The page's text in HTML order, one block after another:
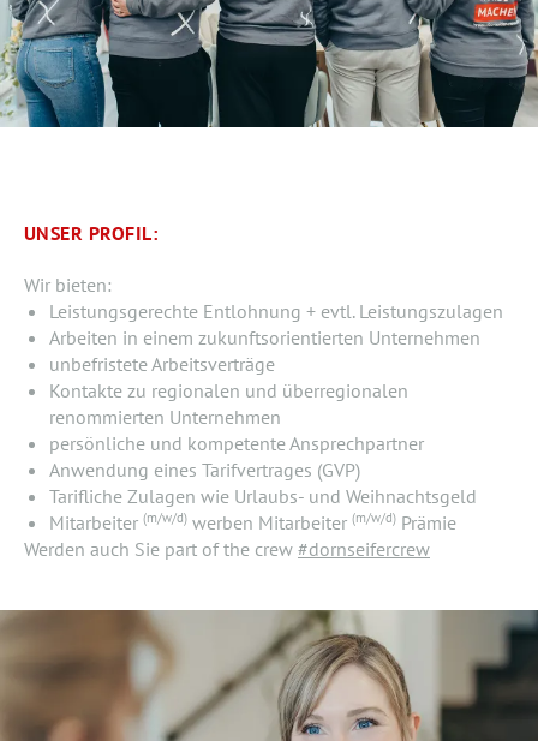
UNSER PROFIL:
Wir bieten:
Leistungsgerechte Entlohnung + evtl. Leistungszulagen
Arbeiten in einem zukunftsorientierten Unternehmen
unbefristete Arbeitsverträge
Kontakte zu regionalen und überregionalen
renommierten Unternehmen
persönliche und kompetente Ansprechpartner
Anwendung eines Tarifvertrages (GVP)
Tarifliche Zulagen wie Urlaubs- und Weihnachtsgeld
Mitarbeiter (m/w/d)werben Mitarbeiter (m/w/d)Prämie
Werden auch Sie part of the crew #dornseifercrew